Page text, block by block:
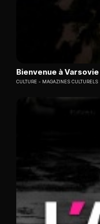
Bienvenue à
CULTURE MAGAZINES CULTURELS